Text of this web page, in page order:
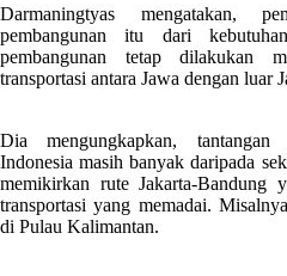
Darmaningtyas mengatakan,
pembangunan itu dari
pembangunan tetap dilakukan
transportasi antara Jawa dengan luar
Dia mengungkapkan, tantangan
Indonesia masih banyak daripada
memikirkan rute Jakarta-Bandung
transportasi yang memadai.
di Pulau Kalimantan.